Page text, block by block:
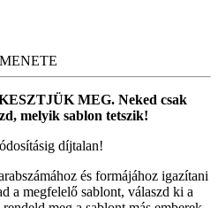
MEG. Neked csak
melyik sablon tetszik!
díjtalan!
és formájához igazítani
a megfelelő sablont, válaszd ki a